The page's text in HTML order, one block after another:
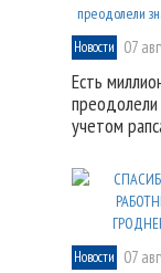
Новости 07
Есть
учетом
Новости 07